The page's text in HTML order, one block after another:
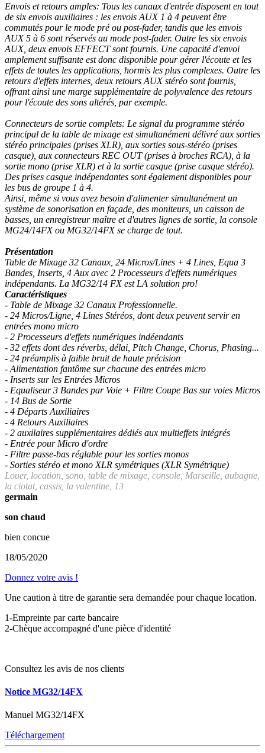
Envois et retours amples: Tous les canaux d'entrée disposent en tout
de six envois auxiliaires : les envois AUX 1 à 4 peuvent être
commutés pour le mode pré ou post-fader, tandis que les envois
AUX 5 à 6 sont réservés au mode post-fader. Outre les six envois
AUX, deux envois EFFECT sont fournis. Une capacité d'envoi
amplement suffisante est donc disponible pour gérer l'écoute et les
effets de toutes les applications, hormis les plus complexes. Outre les
retours d'effets internes, deux retours AUX stéréo sont fournis,
offrant ainsi une marge supplémentaire de polyvalence des retours
pour l'écoute des sons altérés, par exemple.
Connecteurs de sortie complets: Le signal du programme stéréo
principal de la table de mixage est simultanément délivré aux sorties
stéréo principales (prises XLR), aux sorties sous-stéréo (prises
casque), aux connecteurs REC OUT (prises à broches RCA), à la
sortie mono (prise XLR) et à la sortie casque (prise casque stéréo).
Des prises casque indépendantes sont également disponibles pour
les bus de groupe 1 à 4.
Ainsi, même si vous avez besoin d'alimenter simultanément un
système de sonorisation en façade, des moniteurs, un caisson de
basses, un enregistreur maître et d'autres lignes de sortie, la console
MG24/14FX ou MG32/14FX se charge de tout.
Présentation
Table de Mixage 32 Canaux, 24 Micros/Lines + 4 Lines, Equa 3
Bandes, Inserts, 4 Aux avec 2 Processeurs d'effets numériques
indépendants. La MG32/14 FX est LA solution pro!
Caractéristiques
- Table de Mixage 32 Canaux Professionnelle.
- 24 Micros/Ligne, 4 Lines Stéréos, dont deux peuvent servir en
entrées mono micro
- 2 Processeurs d'effets numériques indéendants
- 32 effets dont des réverbs, délai, Pitch Change, Chorus, Phasing...
- 24 préamplis à faible bruit de haute précision
- Alimentation fantôme sur chacune des entrées micro
- Inserts sur les Entrées Micros
- Equaliseur 3 Bandes par Voie + Filtre Coupe Bas sur voies Micros
- 14 Bus de Sortie
- 4 Départs Auxiliaires
- 4 Retours Auxiliaires
- 2 auxilaires supplémentaires dédiés aux multieffets intégrés
- Entrée pour Micro d'ordre
- Filtre passe-bas réglable pour les sorties monos
- Sorties stéréo et mono XLR symétriques (XLR Symétrique)
Louer, location, sono, table de mixage, console, Marseille, aubagne,
la ciotat, cassis, la valentine, 13
germain
son chaud
bien concue
18/05/2020
Donnez votre avis !
Une caution à titre de garantie sera demandée pour chaque location.
1-Empreinte par carte bancaire
2-Chèque accompagné d'une pièce d'identité
Consultez les avis de nos clients
Notice MG32/14FX
Manuel MG32/14FX
Téléchargement